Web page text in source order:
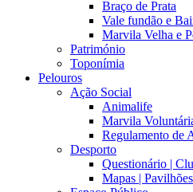
Braço de Prata
Vale fundão e
Marvila Velha e
Património
Toponímia
Pelouros
Ação Social
Animalife
Marvila
Regulamento de
Desporto
Questionário |
Mapas |